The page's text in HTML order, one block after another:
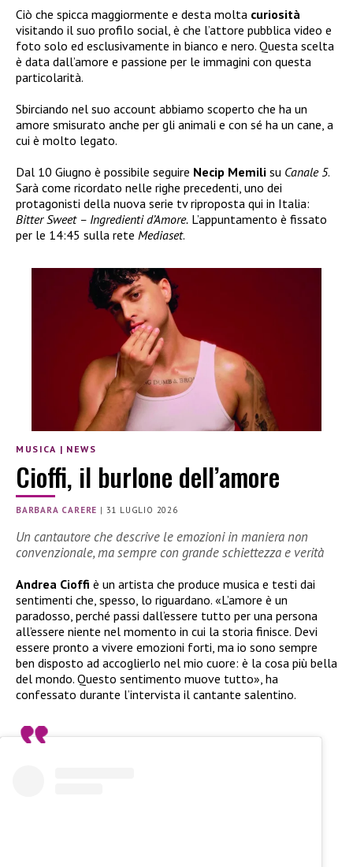
Ciò che spicca maggiormente e desta molta curiosità
visitando il suo profilo social, è che l’attore pubblica video e
foto solo ed esclusivamente in bianco e nero. Questa scelta
è data dall’amore e passione per le immagini con questa
particolarità.
Sbirciando nel suo account abbiamo scoperto che ha un
amore smisurato anche per gli animali e con sé ha un cane, a
cui è molto legato.
Dal 10 Giugno è possibile seguire Necip Memili su Canale 5.
Sarà come ricordato nelle righe precedenti, uno dei
protagonisti della nuova serie tv riproposta qui in Italia:
Bitter Sweet – Ingredienti d’Amore. L’appuntamento è fissato
per le 14:45 sulla rete Mediaset.
MUSICA | NEWS
Cioffi, il burlone dell’amore
BARBARA CARERE | 31 LUGLIO 2026
Un cantautore che descrive le emozioni in maniera non
convenzionale, ma sempre con grande schiettezza e verità
Andrea Cioffi è un artista che produce musica e testi dai
sentimenti che, spesso, lo riguardano. «L’amore è un
paradosso, perché passi dall’essere tutto per una persona
all’essere niente nel momento in cui la storia finisce. Devi
essere pronto a vivere emozioni forti, ma io sono sempre
ben disposto ad accoglierlo nel mio cuore: è la cosa più bella
del mondo. Questo sentimento muove tutto», ha
confessato durante l’intervista il cantante salentino.